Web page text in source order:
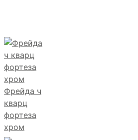
Фрейда ч
кварц
фортеза
хром